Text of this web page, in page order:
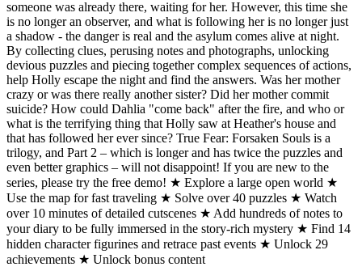
someone was already there, waiting for her. However, this time she
is no longer an observer, and what is following her is no longer just
a shadow - the danger is real and the asylum comes alive at night.
By collecting clues, perusing notes and photographs, unlocking
devious puzzles and piecing together complex sequences of actions,
help Holly escape the night and find the answers. Was her mother
crazy or was there really another sister? Did her mother commit
suicide? How could Dahlia "come back" after the fire, and who or
what is the terrifying thing that Holly saw at Heather's house and
that has followed her ever since? True Fear: Forsaken Souls is a
trilogy, and Part 2 – which is longer and has twice the puzzles and
even better graphics – will not disappoint! If you are new to the
series, please try the free demo! ★ Explore a large open world ★
Use the map for fast traveling ★ Solve over 40 puzzles ★ Watch
over 10 minutes of detailed cutscenes ★ Add hundreds of notes to
your diary to be fully immersed in the story-rich mystery ★ Find 14
hidden character figurines and retrace past events ★ Unlock 29
achievements ★ Unlock bonus content